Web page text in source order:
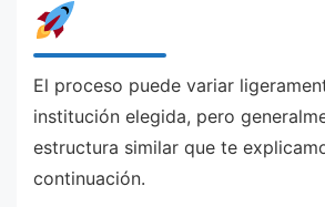
El proceso puede variar
institución elegida, pero
estructura similar que te
continuación.